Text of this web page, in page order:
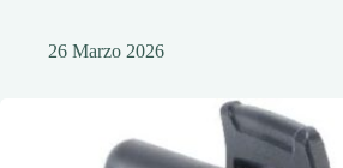
26 Marzo 2026